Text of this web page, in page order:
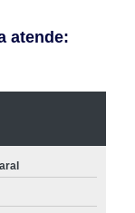
atende: